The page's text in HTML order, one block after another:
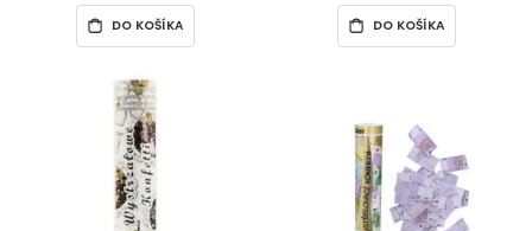
DO KOŠÍKA DO KOŠÍKA